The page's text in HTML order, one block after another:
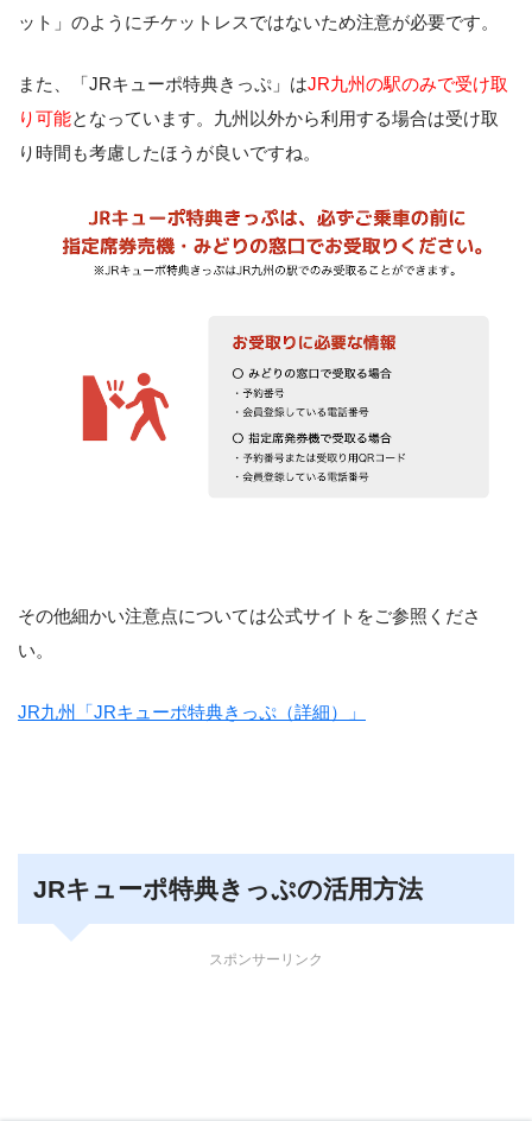
ット」のようにチケットレスではないため注意が必要です。
また、「JRキューポ特典きっぷ」はJR九州の駅のみで受け取
り可能となっています。九州以外から利用する場合は受け取
り時間も考慮したほうが良いですね。
その他細かい注意点については公式サイトをご参照くださ
い。
JR九州「JRキューポ特典きっぷ（詳細）」
JRキューポ特典きっぷの活用方法
スポンサーリンク